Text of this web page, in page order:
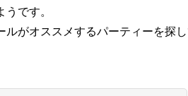
です。
がオススメするパーティーを探